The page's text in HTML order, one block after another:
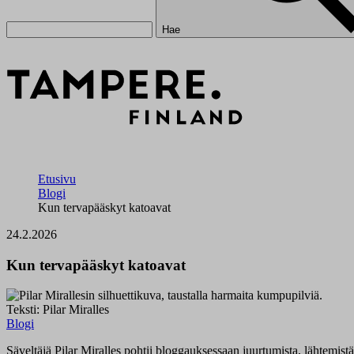
Hae
Etusivu
Blogi
Kun tervapääskyt katoavat
24.2.2026
Kun tervapääskyt katoavat
Teksti: Pilar Miralles
Blogi
Säveltäjä Pilar Miralles pohtii bloggauksessaan juurtumista,